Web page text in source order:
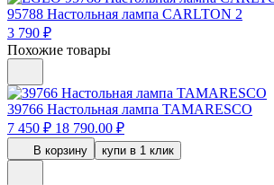
95788 Настольная лампа CARLTON 2
3 790 ₽
Похожие товары
39766 Настольная лампа TAMARESCO
7 450 ₽ 18 790.00 ₽
В корзину купи в 1 клик